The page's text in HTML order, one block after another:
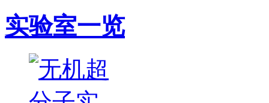
实验室一览